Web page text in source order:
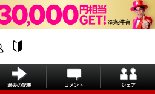
過去の記事 コメント シェア